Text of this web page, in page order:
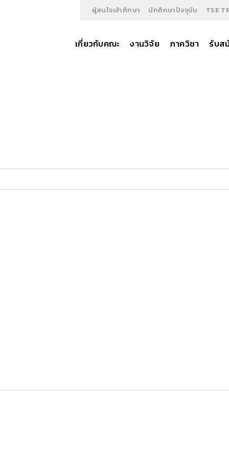
ผู้สนใจเข้าศึกษา นักศึกษาปัจจุบัน TSE
เกี่ยวกับคณะ งานวิจัย ภาควิชา รับส